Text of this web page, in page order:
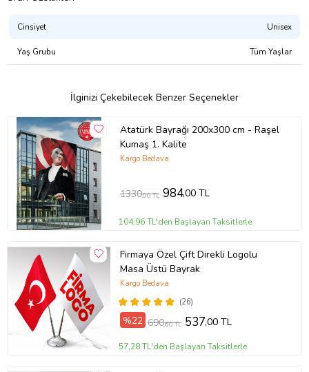
Cinsiyet Unisex
Yaş Grubu Tüm Yaşlar
İlginizi Çekebilecek Benzer Seçenekler
Atatürk Bayrağı 200x300 cm - Raşel
Kumaş 1. Kalite
Kargo Bedava
1330,00 TL 984,00 TL
104,96 TL'den Başlayan Taksitlerle
Firmaya Özel Çift Direkli Logolu
Masa Üstü Bayrak
(26)
Kargo Bedava
%22 690,60 TL 537,00 TL
57,28 TL'den Başlayan Taksitlerle